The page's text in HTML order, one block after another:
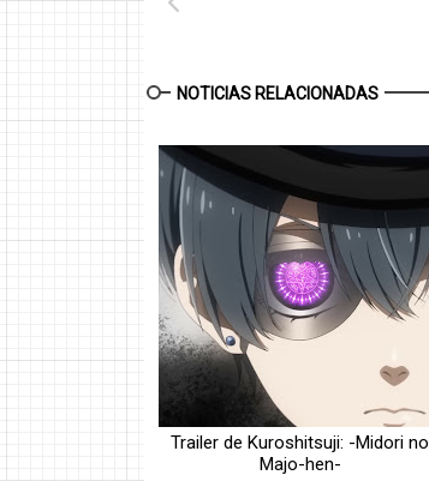
NOTICIAS RELACIONADAS
Trailer de Kuroshitsuji: -Midori no
Majo-hen-